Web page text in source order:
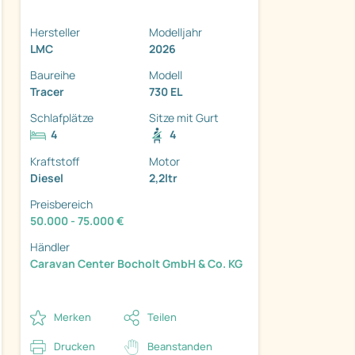
Hersteller
LMC
Modelljahr
2026
Baureihe
Tracer
Modell
730 EL
Schlafplätze
4
Sitze mit Gurt
4
Kraftstoff
Diesel
Motor
2,2ltr
Preisbereich
50.000 - 75.000 €
Händler
Caravan Center Bocholt GmbH & Co. KG
Merken Teilen
Drucken Beanstanden